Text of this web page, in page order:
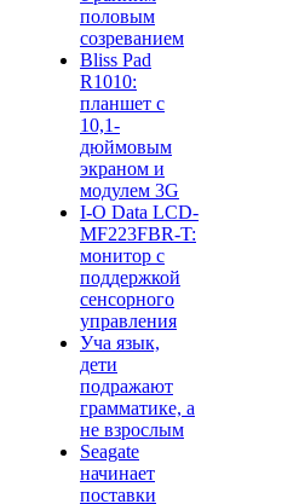
половым
созреванием
Bliss Pad
R1010:
планшет с
10,1-
дюймовым
экраном и
модулем 3G
I-O Data LCD-
MF223FBR-T:
монитор с
поддержкой
сенсорного
управления
Уча язык,
дети
подражают
грамматике, а
не взрослым
Seagate
начинает
поставки